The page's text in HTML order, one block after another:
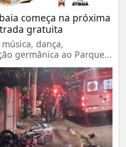
começa na próxima
gratuita
dança,
germânica ao Parque...